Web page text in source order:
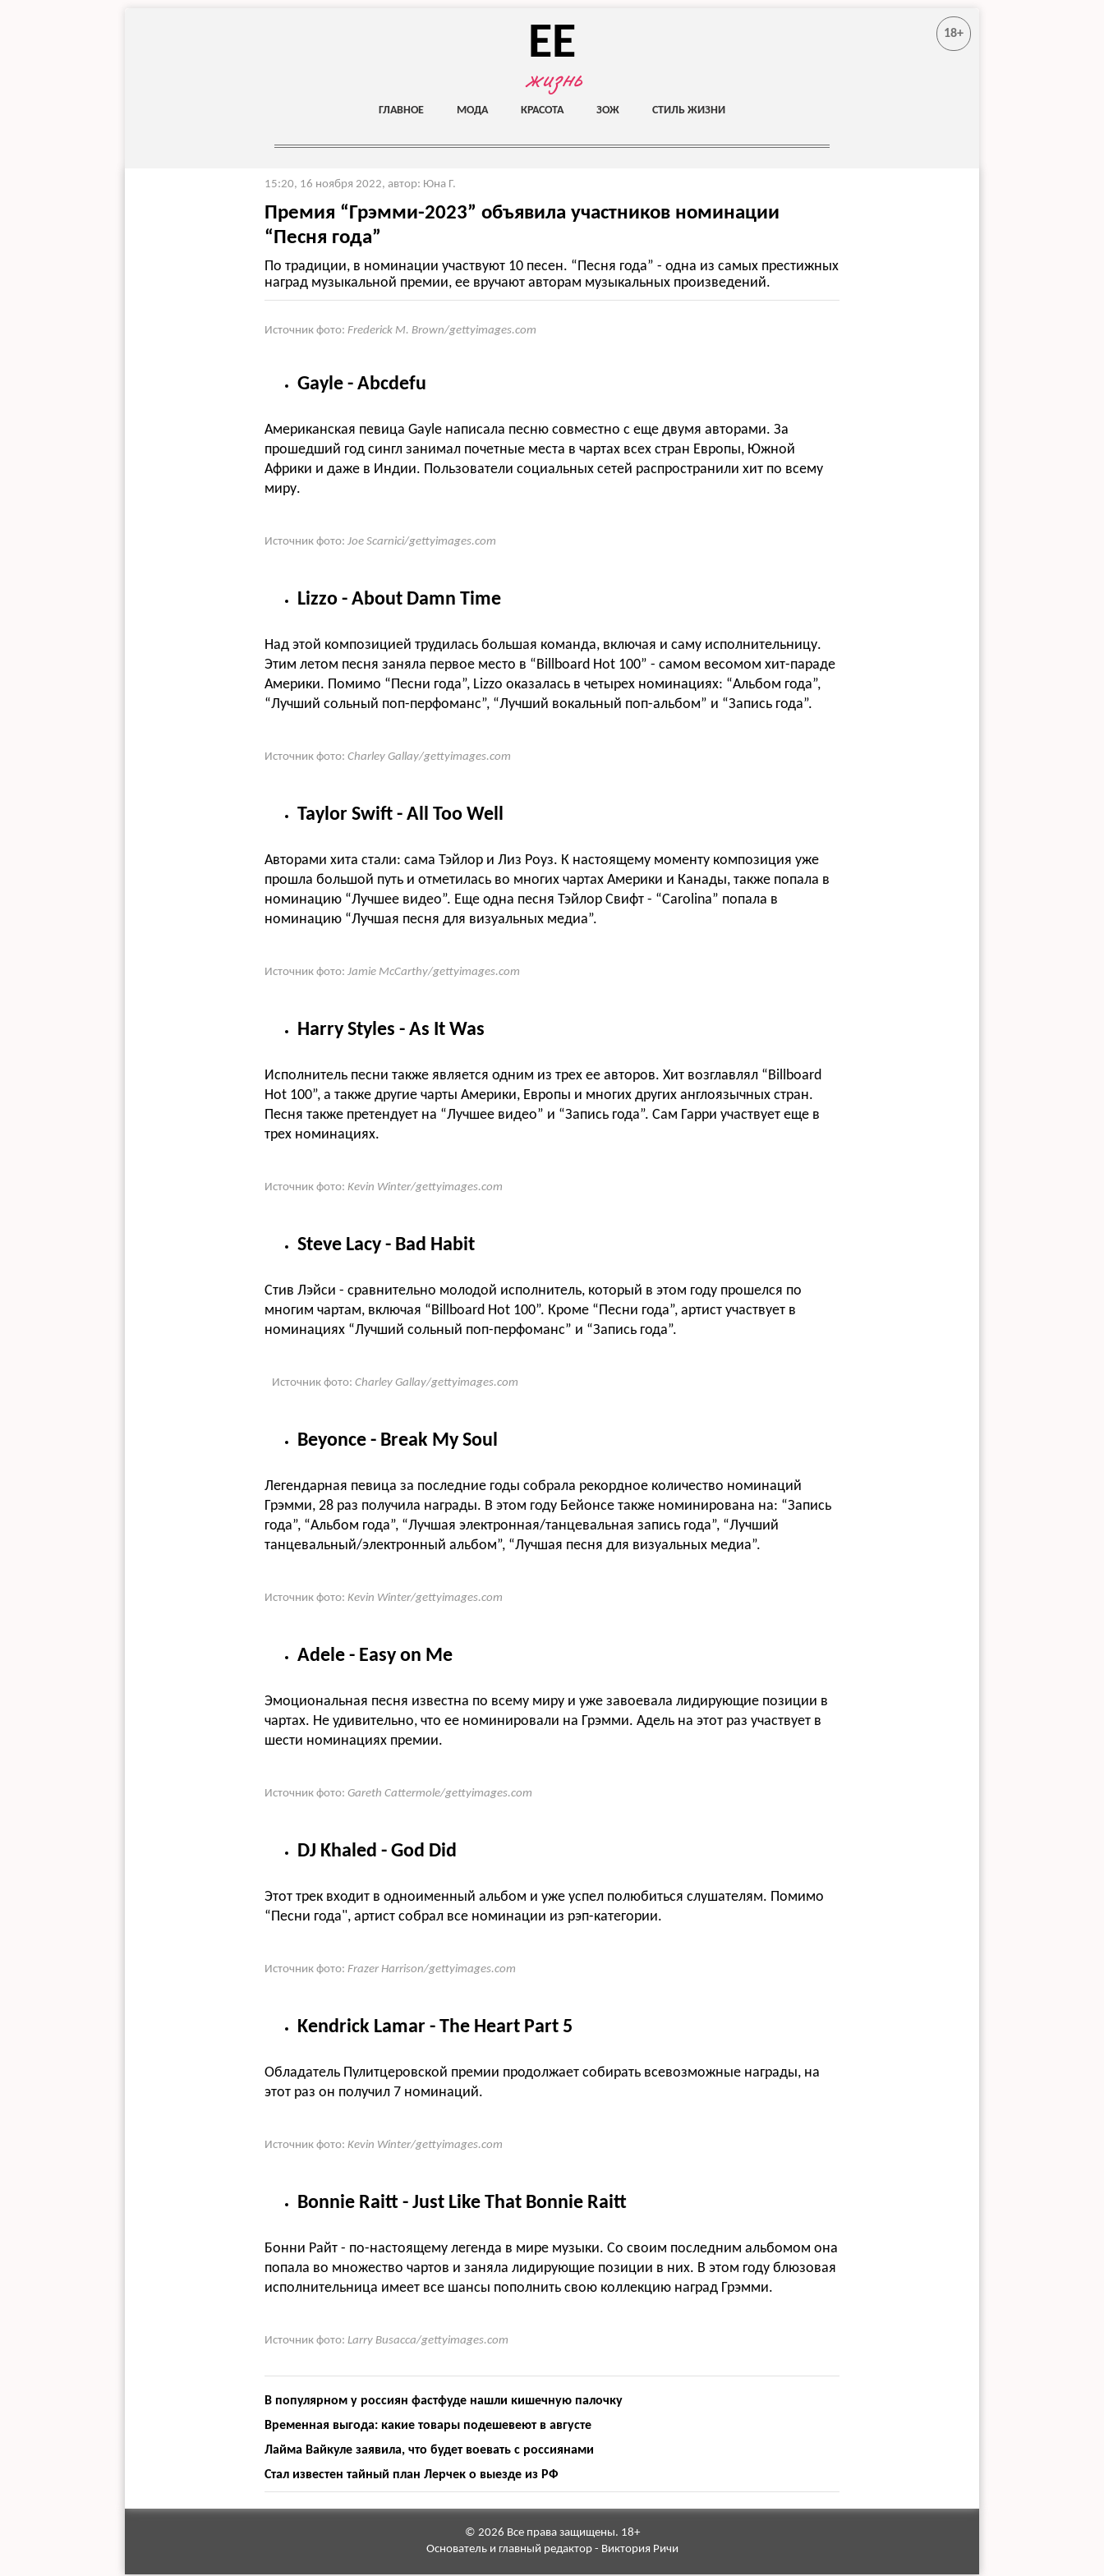
EE
жизнь
18+
ГЛАВНОЕ МОДА КРАСОТА ЗОЖ СТИЛЬ ЖИЗНИ
15:20, 16 ноября 2022, автор: Юна Г.
Премия “Грэмми-2023” объявила участников номинации
“Песня года”
По традиции, в номинации участвуют 10 песен. “Песня года” - одна из самых престижных
наград музыкальной премии, ее вручают авторам музыкальных произведений.
Источник фото: Frederick M. Brown/gettyimages.com
Gayle - Abcdefu
Американская певица Gayle написала песню совместно с еще двумя авторами. За
прошедший год сингл занимал почетные места в чартах всех стран Европы, Южной
Африки и даже в Индии. Пользователи социальных сетей распространили хит по всему
миру.
Источник фото: Joe Scarnici/gettyimages.com
Lizzo - About Damn Time
Над этой композицией трудилась большая команда, включая и саму исполнительницу.
Этим летом песня заняла первое место в “Billboard Hot 100” - самом весомом хит-параде
Америки. Помимо “Песни года”, Lizzo оказалась в четырех номинациях: “Альбом года”,
“Лучший сольный поп-перфоманс”, “Лучший вокальный поп-альбом” и “Запись года”.
Источник фото: Charley Gallay/gettyimages.com
Taylor Swift - All Too Well
Авторами хита стали: сама Тэйлор и Лиз Роуз. К настоящему моменту композиция уже
прошла большой путь и отметилась во многих чартах Америки и Канады, также попала в
номинацию “Лучшее видео”. Еще одна песня Тэйлор Свифт - “Carolina” попала в
номинацию “Лучшая песня для визуальных медиа”.
Источник фото: Jamie McCarthy/gettyimages.com
Harry Styles - As It Was
Исполнитель песни также является одним из трех ее авторов. Хит возглавлял “Billboard
Hot 100”, а также другие чарты Америки, Европы и многих других англоязычных стран.
Песня также претендует на “Лучшее видео” и “Запись года”. Сам Гарри участвует еще в
трех номинациях.
Источник фото: Kevin Winter/gettyimages.com
Steve Lacy - Bad Habit
Стив Лэйси - сравнительно молодой исполнитель, который в этом году прошелся по
многим чартам, включая “Billboard Hot 100”. Кроме “Песни года”, артист участвует в
номинациях “Лучший сольный поп-перфоманс” и “Запись года”.
Источник фото: Charley Gallay/gettyimages.com
Beyonce - Break My Soul
Легендарная певица за последние годы собрала рекордное количество номинаций
Грэмми, 28 раз получила награды. В этом году Бейонсе также номинирована на: “Запись
года”, “Альбом года”, “Лучшая электронная/танцевальная запись года”, “Лучший
танцевальный/электронный альбом”, “Лучшая песня для визуальных медиа”.
Источник фото: Kevin Winter/gettyimages.com
Adele - Easy on Me
Эмоциональная песня известна по всему миру и уже завоевала лидирующие позиции в
чартах. Не удивительно, что ее номинировали на Грэмми. Адель на этот раз участвует в
шести номинациях премии.
Источник фото: Gareth Cattermole/gettyimages.com
DJ Khaled - God Did
Этот трек входит в одноименный альбом и уже успел полюбиться слушателям. Помимо
“Песни года", артист собрал все номинации из рэп-категории.
Источник фото: Frazer Harrison/gettyimages.com
Kendrick Lamar - The Heart Part 5
Обладатель Пулитцеровской премии продолжает собирать всевозможные награды, на
этот раз он получил 7 номинаций.
Источник фото: Kevin Winter/gettyimages.com
Bonnie Raitt - Just Like That Bonnie Raitt
Бонни Райт - по-настоящему легенда в мире музыки. Со своим последним альбомом она
попала во множество чартов и заняла лидирующие позиции в них. В этом году блюзовая
исполнительница имеет все шансы пополнить свою коллекцию наград Грэмми.
Источник фото: Larry Busacca/gettyimages.com
В популярном у россиян фастфуде нашли кишечную палочку
Временная выгода: какие товары подешевеют в августе
Лайма Вайкуле заявила, что будет воевать с россиянами
Стал известен тайный план Лерчек о выезде из РФ
© 2026 Все права защищены. 18+
Основатель и главный редактор - Виктория Ричи